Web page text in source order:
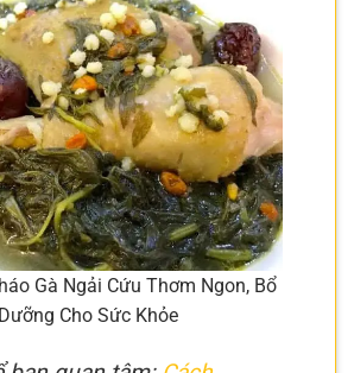
Gà Ngải Cứu Thơm Ngon, Bổ
Dưỡng Cho Sức Khỏe